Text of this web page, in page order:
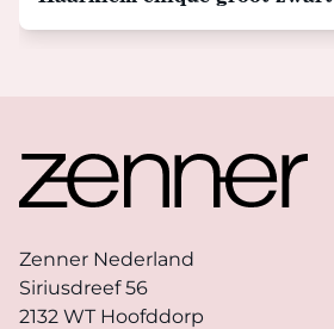
Zenner Nederland
Siriusdreef 56
2132 WT Hoofddorp